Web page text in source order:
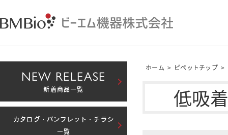
ホーム > ピペットチップ >
低吸
NEW RELEASE
新着商品一覧
カタログ・パンフレット・チラシ
一覧